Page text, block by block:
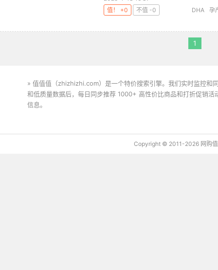
值！ +0
不值 -0 DHA 孕
1
» 值值值（zhizhizhi.com）是一个特价搜索引擎。我们实时监控和
和低质量数据后，每日同步推荐 1000+ 高性价比商品和打折促销
信息。
Copyright © 2011-2026 网购